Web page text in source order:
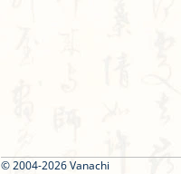
© 2004-2026 Vanachi